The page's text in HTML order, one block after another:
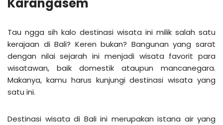
Karangasem
Tau ngga sih kalo destinasi wisata ini milik salah satu
kerajaan di Bali? Keren bukan? Bangunan yang sarat
dengan nilai sejarah ini menjadi wisata favorit para
wisatawan, baik domestik ataupun mancanegara.
Makanya, kamu harus kunjungi destinasi wisata yang
satu ini.
Destinasi wisata di Bali ini merupakan istana air yang